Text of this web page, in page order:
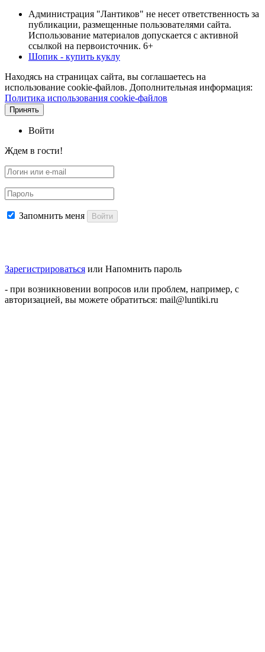
Администрация "Лантиков" не несет ответственность за
публикации, размещенные пользователями сайта.
Использование материалов допускается с активной
ссылкой на первоисточник. 6+
Шопик - купить куклу
Находясь на страницах сайта, вы соглашаетесь на
использование cookie-файлов. Дополнительная информация:
Политика использования cookie-файлов
Принять
Войти
Ждем в гости!
Запомнить меня Войти
Зарегистрироваться или Напомнить пароль
- при возникновении вопросов или проблем, например, с
авторизацией, вы можете обратиться: mail@luntiki.ru